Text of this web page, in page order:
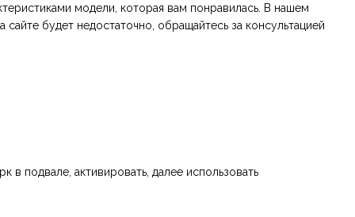
модели, которая вам понравилась. В нашем
будет недостаточно, обращайтесь за консультацией
подвале, активировать, далее использовать